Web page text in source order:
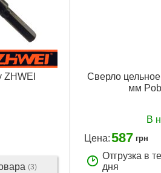
ZHWEI
(3)
Сверло
мм
В
Цена:587 грн
Отгрузка в
дня